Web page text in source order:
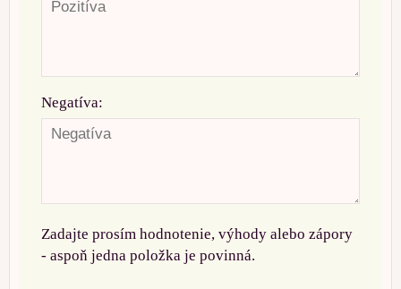
Negatíva:
Zadajte prosím hodnotenie, výhody alebo zápory
- aspoň jedna položka je povinná.